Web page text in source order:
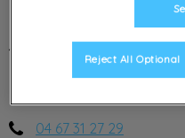
38 Avenue Maréchal
34500 Béziers
04 67 31 27 29
Reject All Optional